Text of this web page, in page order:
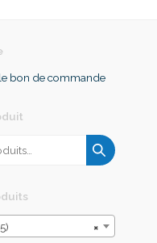
bon de commande
×